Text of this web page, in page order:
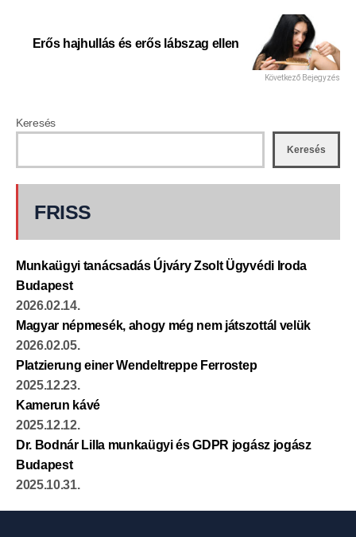
Erős hajhullás és erős lábszag ellen
Következő Bejegyzés
Keresés
Keresés
FRISS
Munkaügyi tanácsadás Újváry Zsolt Ügyvédi Iroda
Budapest
2026.02.14.
Magyar népmesék, ahogy még nem játszottál velük
2026.02.05.
Platzierung einer Wendeltreppe Ferrostep
2025.12.23.
Kamerun kávé
2025.12.12.
Dr. Bodnár Lilla munkaügyi és GDPR jogász jogász
Budapest
2025.10.31.